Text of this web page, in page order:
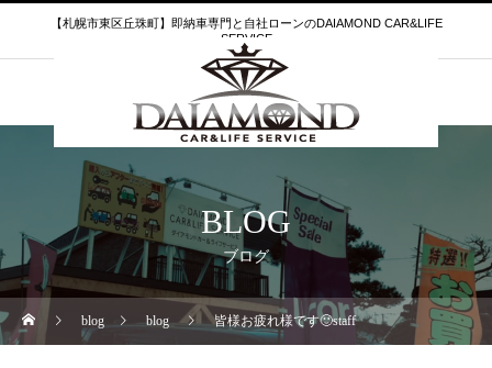
【札幌市東区丘珠町】即納車専門と自社ローンのDAIAMOND CAR&LIFE
SERVICE
BLOG
ブログ
blog blog 皆様お疲れ様です🙂staff